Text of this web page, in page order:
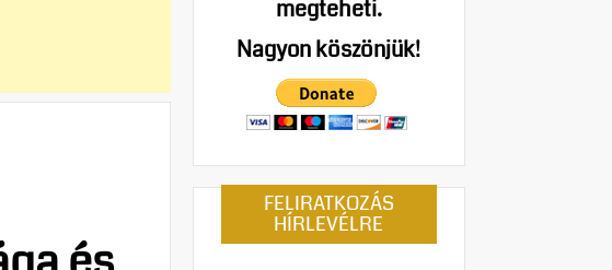
megteheti.
Nagyon köszönjük!
FELIRATKOZÁS
HÍRLEVÉLRE